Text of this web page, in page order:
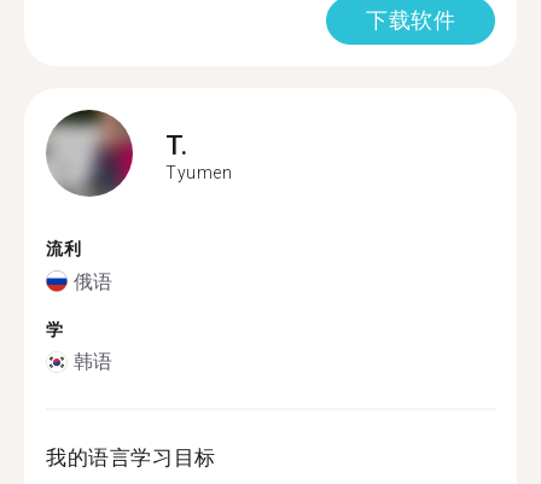
下载软件
T.
Tyumen
流利
俄语
学
韩语
我的语言学习目标